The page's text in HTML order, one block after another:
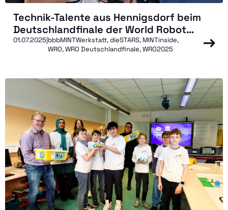
Technik-Talente aus Hennigsdorf beim
Deutschlandfinale der World Robot
Olympiad: Drei Schülerinnen der bbb
MINT-Werkstatt überzeugen beim
01.07.2025|bbbMINTWerkstatt, dieSTARS, MINTinside,
WRO, WRO Deutschlandfinale, WRO2025